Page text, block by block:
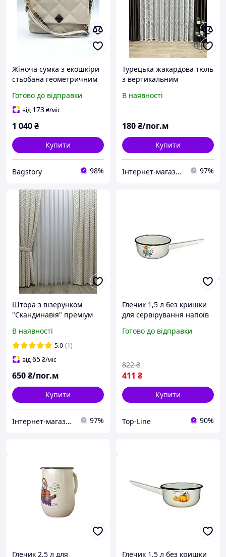
Жіноча сумка з екошкіри
стьобана геометричним
«Полі» молочного кольору
Welassie
Готово до відправки
від 173₴/міс
1 040₴
Купити
Bagstory 98%
Турецька жакардова тюль
з вертикальним
молочний
В наявності
180₴/пог.м
Купити
Інтернет-магазин "Shop For House" 97%
Штора з візерунком
"Скандинавія" преміум
В наявності
5.0 (1)
від65₴/міс
650₴/пог.м
Купити
Інтернет-магазин "Shop For House" 97%
Глечик 1,5 л без кришки
для сервірування напоїв
молочного кольору ТМ
Готово до відправки
411 ₴
822 ₴
Купити
Top-Line 90%
Глечик 2,5 л для
Глечик 1,5 л без кришки